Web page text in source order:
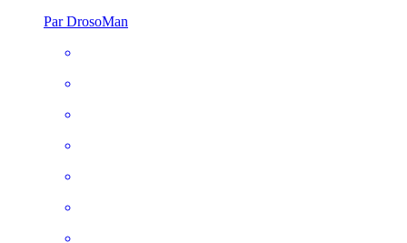
Par DrosoMan